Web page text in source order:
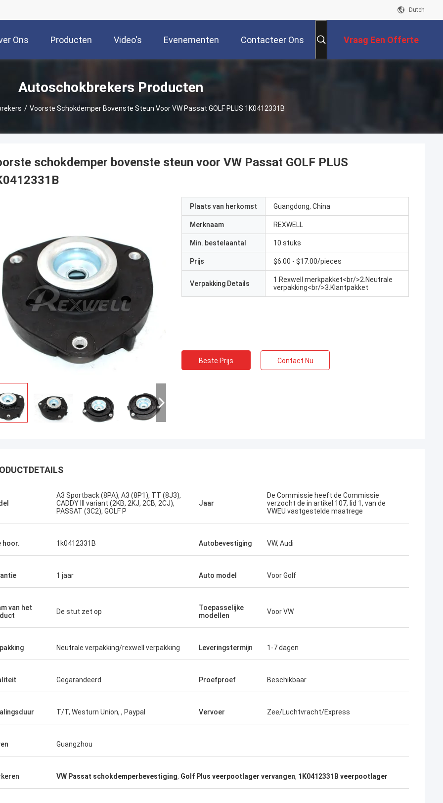
Dutch
Ons Producten Video's Evenementen Contacteer Ons Vraag Een Offerte
Autoschokbrekers Producten
/ Voorste Schokdemper Bovenste Steun Voor VW Passat GOLF PLUS 1K0412331B
schokdemper bovenste steun voor VW Passat GOLF PLUS
Plaats van herkomst Guangdong, China
Merknaam REXWELL
Min. bestelaantal 10 stuks
Prijs $6.00 - $17.00/pieces
Verpakking Details
1.Rexwell merkpakket<br/>2.Neutrale
verpakking<br/>3.Klantpakket
Beste Prijs Contact Nu
A3 Sportback (8PA), A3 (8P1), TT (8J3),
CADDY III variant (2KB, 2KJ, 2CB, 2CJ),
PASSAT (3C2), GOLF P
Jaar
De Commissie heeft de Commissie
verzocht de in artikel 107, lid 1, van de
VWEU vastgestelde maatrege
hoor. 1k0412331B Autobevestiging VW, Audi
1 jaar Auto model Voor Golf
van het
De stut zet op
Toepasselijke
modellen
Voor VW
Neutrale verpakking/rexwell verpakking Leveringstermijn 1-7 dagen
Gegarandeerd Proefproef Beschikbaar
T/T, Westurn Union, , Paypal Vervoer Zee/Luchtvracht/Express
Guangzhou
VW Passat schokdemperbevestiging, Golf Plus veerpootlager vervangen, 1K0412331B veerpootlager